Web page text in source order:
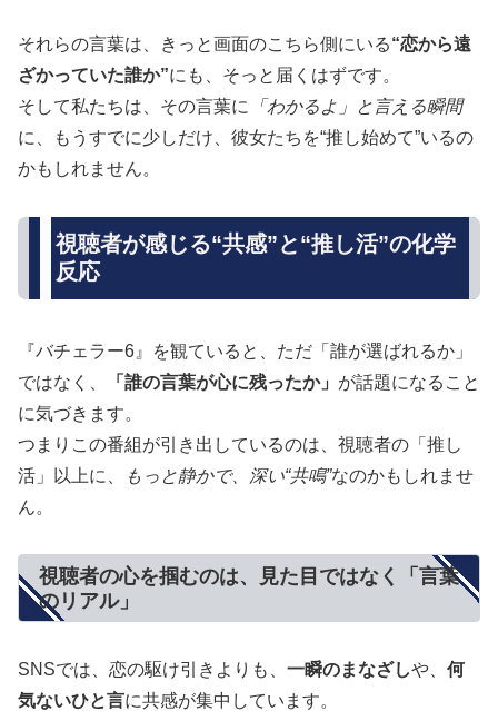
それらの言葉は、きっと画面のこちら側にいる“恋から遠
ざかっていた誰か”にも、そっと届くはずです。
そして私たちは、その言葉に
「わかるよ」と言える瞬間
に、もうすでに少しだけ、彼女たちを“推し始めて”いるの
かもしれません。
視聴者が感じる“共感”と“推し活”の化学
反応
『バチェラー6』を観ていると、ただ「誰が選ばれるか」
ではなく、
「誰の言葉が心に残ったか」 が話題になること
に気づきます。
つまりこの番組が引き出しているのは、視聴者の「推し
活」以上に、
もっと静かで、深い“共鳴”なのかもしれませ
ん。
視聴者の心を掴むのは、見た目ではなく「言葉
のリアル」
SNSでは、恋の駆け引きよりも、 一瞬のまなざしや、 何
気ないひと言に共感が集中しています。